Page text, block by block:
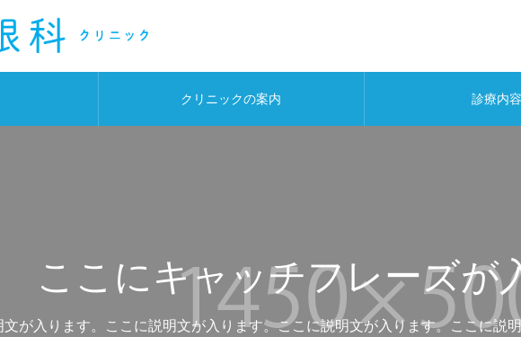
クリニックの案内 診療内容
ここにキャッチフレーズが
文が入ります。ここに説明文が入ります。ここに説明文が入ります。ここに説